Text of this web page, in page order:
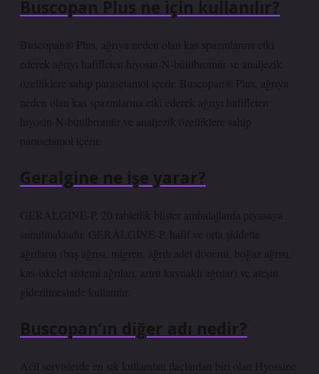
Buscopan Plus ne için kullanılır?
Buscopan® Plus, ağrıya neden olan kas spazmlarına etki
ederek ağrıyı hafifleten hiyosin-N-bütilbromür ve analjezik
özelliklere sahip parasetamol içerir. Buscopan® Plus, ağrıya
neden olan kas spazmlarına etki ederek ağrıyı hafifleten
hiyosin-N-bütilbromür ve analjezik özelliklere sahip
parasetamol içerir.
Geralgine ne işe yarar?
GERALGİNE-P, 20 tabletlik blister ambalajlarda piyasaya
sunulmaktadır. GERALGİNE-P, hafif ve orta şiddette
ağrıların (baş ağrısı, migren, ağrılı adet dönemi, boğaz ağrısı,
kas-iskelet sistemi ağrıları, artrit kaynaklı ağrılar) ve ateşin
giderilmesinde kullanılır.
Buscopan’ın diğer adı nedir?
Acil servislerde en sık kullanılan ilaçlardan biri olan Hyossine